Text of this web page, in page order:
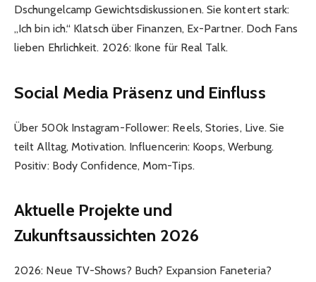
Dschungelcamp Gewichtsdiskussionen. Sie kontert stark:
„Ich bin ich.“ Klatsch über Finanzen, Ex-Partner. Doch Fans
lieben Ehrlichkeit. 2026: Ikone für Real Talk.
Social Media Präsenz und Einfluss
Über 500k Instagram-Follower: Reels, Stories, Live. Sie
teilt Alltag, Motivation. Influencerin: Koops, Werbung.
Positiv: Body Confidence, Mom-Tips.
Aktuelle Projekte und
Zukunftsaussichten 2026
2026: Neue TV-Shows? Buch? Expansion Faneteria?